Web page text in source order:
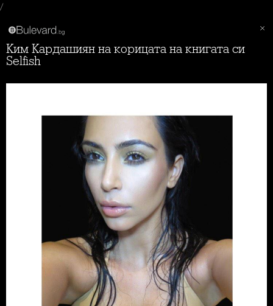
/
Ким Кардашиян на корицата на книгата си
Selfish